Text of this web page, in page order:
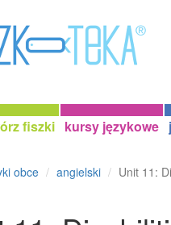
fiszki kursy językowe
obce angielski Unit 11: